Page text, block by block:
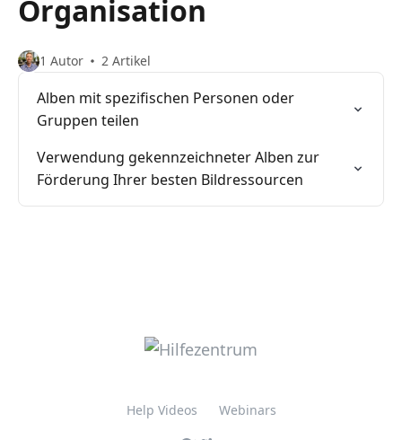
Organisation
1 Autor 2 Artikel
Alben mit spezifischen Personen oder
Gruppen teilen
Verwendung gekennzeichneter Alben zur
Förderung Ihrer besten Bildressourcen
Help Videos Webinars